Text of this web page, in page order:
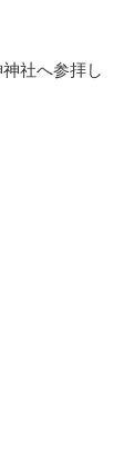
社へ参拝し